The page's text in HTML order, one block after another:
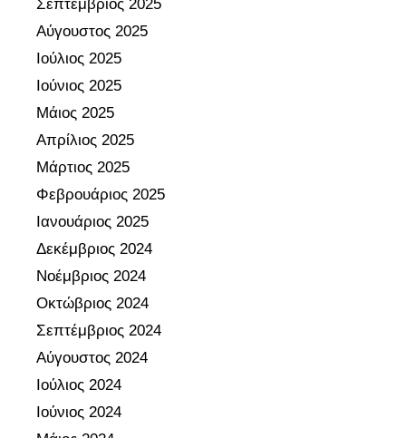
α
π
ό
α
σ
π
ο
τ
η
φ
α
ί
ρ
α
Σεπτέμβριος 2025
Αύγουστος 2025
Ιούλιος 2025
Ιούνιος 2025
Μάιος 2025
Απρίλιος 2025
Μάρτιος 2025
Φεβρουάριος 2025
Ιανουάριος 2025
Δεκέμβριος 2024
Νοέμβριος 2024
Οκτώβριος 2024
Σεπτέμβριος 2024
Αύγουστος 2024
Ιούλιος 2024
Ιούνιος 2024